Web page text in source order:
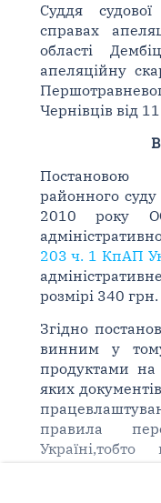
Суддя
справах
області
апеляційну
Чернівців від
Постановою
районного
2010 року
203 ч. 1 КпАП
розмірі 340
Згідно
винним у
продуктами
яких
правила